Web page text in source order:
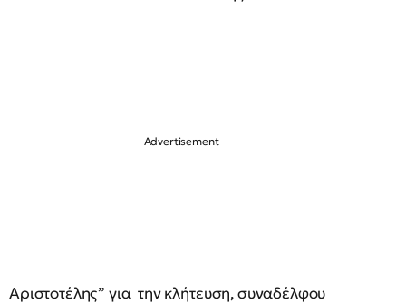
Αριστοτέλης” για την κλήτευση, συναδέλφου